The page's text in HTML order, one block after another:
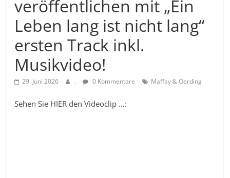
veröffentlichen mit „Ein
Leben lang ist nicht lang“
ersten Track inkl.
Musikvideo!
29. Juni 2026 . 0 Kommentare Maffay & Oerding
Sehen Sie HIER den Videoclip …: